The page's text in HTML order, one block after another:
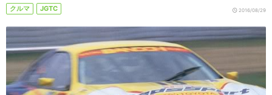
クルマ JGTC 2016/08/29